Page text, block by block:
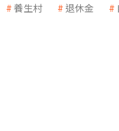
養生村 退休金